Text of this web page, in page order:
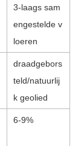
3-laags sam
engestelde v
loeren
draadgebors
teld/natuurlij
k geolied
6-9%